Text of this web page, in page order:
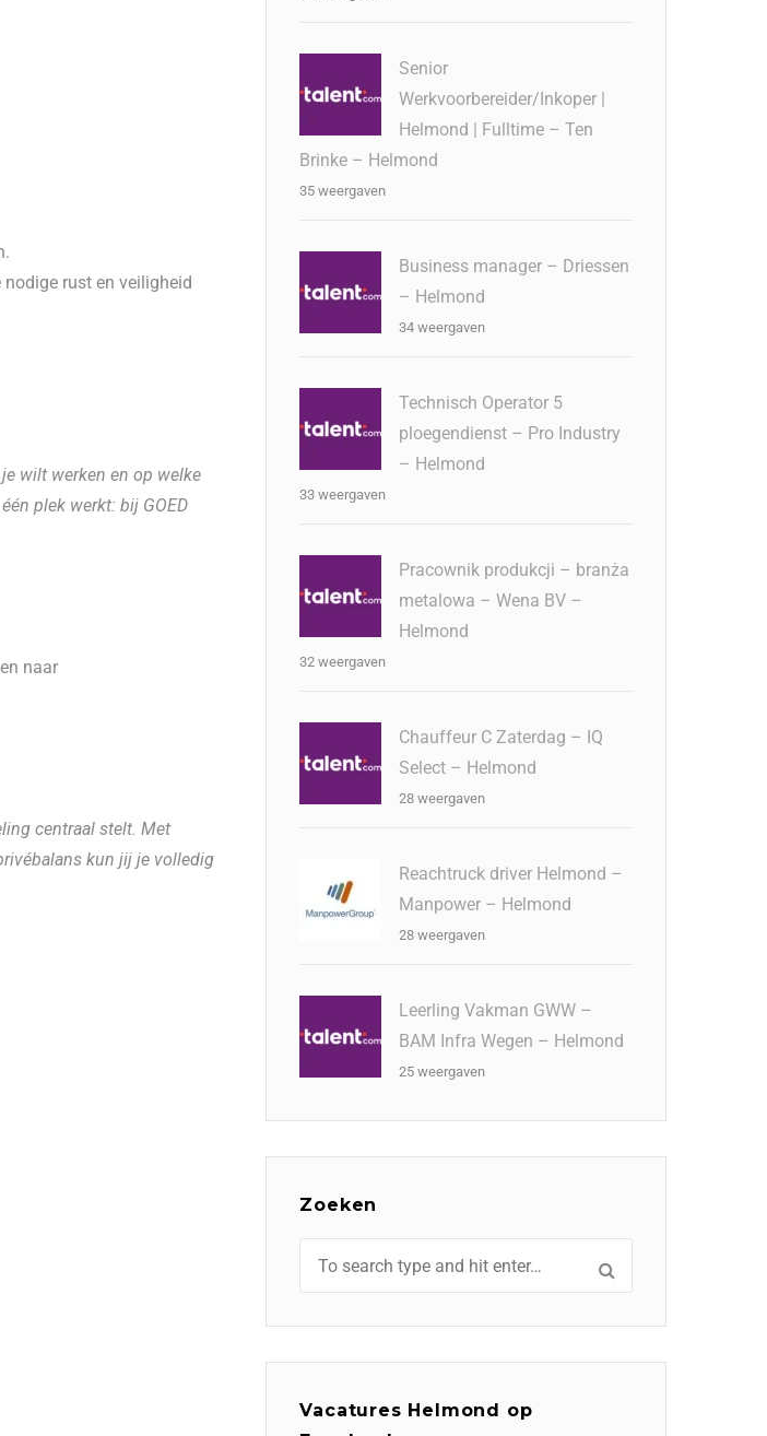
rust en veiligheid
wilt werken en op welke
plek werkt: bij GOED
naar
centraal stelt. Met
kun jij je volledig
Senior
Werkvoorbereider/Inkoper |
Helmond | Fulltime – Ten
Brinke – Helmond
35 weergaven
Business manager – Driessen
– Helmond
34 weergaven
Technisch Operator 5
ploegendienst – Pro Industry
– Helmond
33 weergaven
Pracownik produkcji – branża
metalowa – Wena BV –
Helmond
32 weergaven
Chauffeur C Zaterdag – IQ
Select – Helmond
28 weergaven
Reachtruck driver Helmond –
Manpower – Helmond
28 weergaven
Leerling Vakman GWW –
BAM Infra Wegen – Helmond
25 weergaven
Zoeken
Vacatures Helmond op